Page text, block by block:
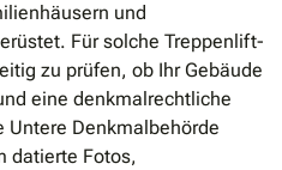
und
Für solche Treppenlift-
zu prüfen, ob Ihr Gebäude
eine denkmalrechtliche
Untere Denkmalbehörde
datierte Fotos,